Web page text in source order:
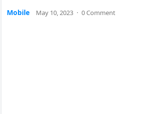
Mobile May 10, 2023 · 0 Comment